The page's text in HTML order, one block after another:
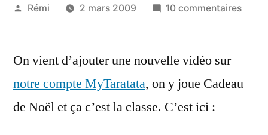
Publié
Rémi 2 mars 2009 10 commentairessur
On vient d’ajouter une nouvelle vidéo sur
notre compte MyTaratata, on y joue Cadeau
de Noël et ça c’est la classe. C’est ici :